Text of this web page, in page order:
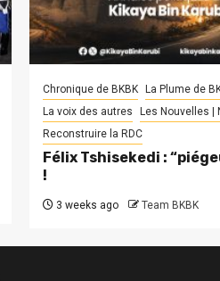
Chronique de BKBK La Plume de
La voix des autres
Les Nouvelles |
Reconstruire la RDC
Félix Tshisekedi :
!
3 weeks ago Team BKBK